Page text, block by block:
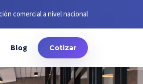
comercial a nivel nacional
Blog Cotizar